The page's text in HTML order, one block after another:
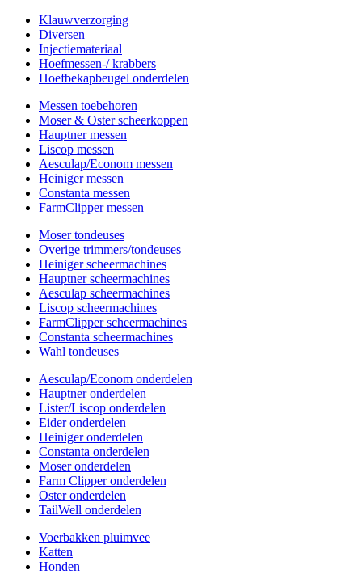
Klauwverzorging
Diversen
Injectiemateriaal
Hoefmessen-/ krabbers
Hoefbekapbeugel onderdelen
Messen toebehoren
Moser & Oster scheerkoppen
Hauptner messen
Liscop messen
Aesculap/Econom messen
Heiniger messen
Constanta messen
FarmClipper messen
Moser tondeuses
Overige trimmers/tondeuses
Heiniger scheermachines
Hauptner scheermachines
Aesculap scheermachines
Liscop scheermachines
FarmClipper scheermachines
Constanta scheermachines
Wahl tondeuses
Aesculap/Econom onderdelen
Hauptner onderdelen
Lister/Liscop onderdelen
Eider onderdelen
Heiniger onderdelen
Constanta onderdelen
Moser onderdelen
Farm Clipper onderdelen
Oster onderdelen
TailWell onderdelen
Voerbakken pluimvee
Katten
Honden